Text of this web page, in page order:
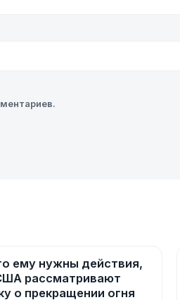
ему нужны действия,
рассматривают
о прекращении огня